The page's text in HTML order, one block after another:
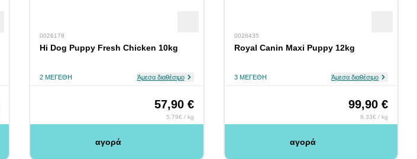
0026178
Hi Dog Puppy Fresh Chicken 10kg
2 ΜΕΓΈΘΗ Άμεσα διαθέσιμο
57,90 €
5.79€ / kg
αγορά
0026435
Royal Canin Maxi Puppy 12kg
3 ΜΕΓΈΘΗ Άμεσα διαθέσιμο
99,90 €
8.33€ / kg
αγορά